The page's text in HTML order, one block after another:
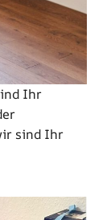
Ihr
sind Ihr